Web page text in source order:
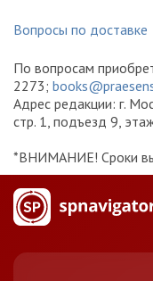
Что будет
заказа.
Менеджер
дней, чтобы
Получить по
д. 2, стр. 1,
Просим
день до визита.
Что такое
Вопросы по доставке
По вопросам
2273;
Адрес редакции: г.
стр. 1, подъезд 9,
*ВНИМАНИЕ! Сроки